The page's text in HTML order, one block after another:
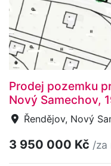
Prodej pozemku
Nový Samechov,
Řendějov, Nový
3 950 000 Kč /za